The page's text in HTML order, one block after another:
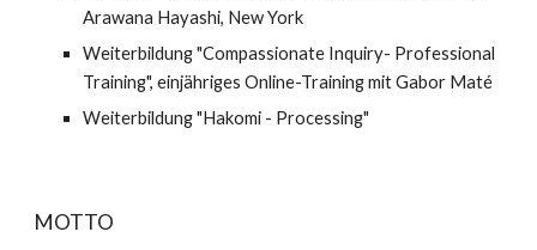
Arawana Hayashi, New York
Weiterbildung "Compassionate Inquiry- Professional
Training", einjähriges Online-Training mit Gabor Maté
Weiterbildung "Hakomi - Processing"
MOTTO